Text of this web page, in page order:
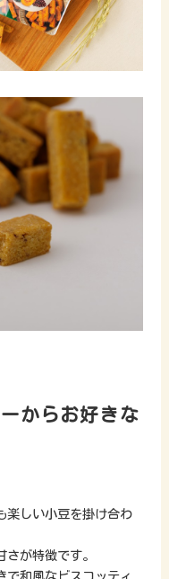
からお好きな
楽しい小豆を掛け合わ
が特徴です。
で和風なビスコッティ